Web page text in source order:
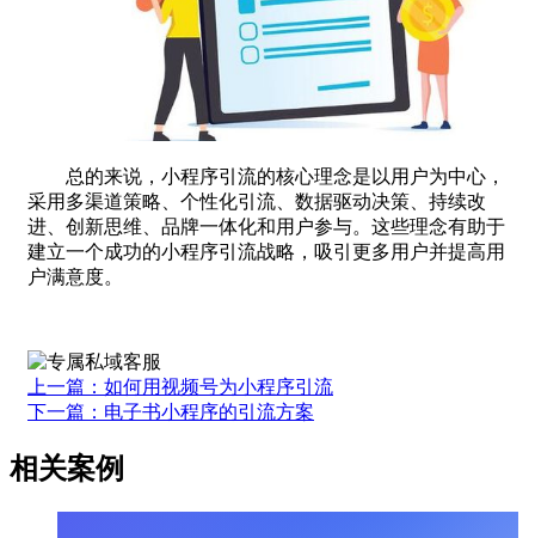
总的来说，小程序引流的核心理念是以用户为中心，
采用多渠道策略、个性化引流、数据驱动决策、持续改
进、创新思维、品牌一体化和用户参与。这些理念有助于
建立一个成功的小程序引流战略，吸引更多用户并提高用
户满意度。
上一篇：如何用视频号为小程序引流
下一篇：电子书小程序的引流方案
相关案例